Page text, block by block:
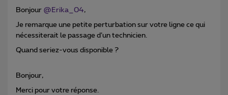
Bonjour @Erika_04,
Je remarque une petite perturbation sur votre ligne ce qui
nécessiterait le passage d’un technicien.
Quand seriez-vous disponible ?
Bonjour,
Merci pour votre réponse.